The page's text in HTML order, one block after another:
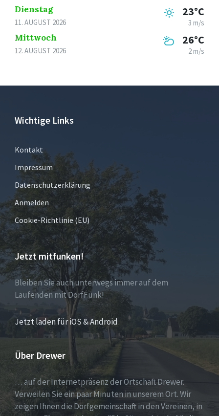
Dienstag
11. AUGUST 2026
23°C
3 m/s
Mittwoch
12. AUGUST 2026
26°C
2 m/s
Wichtige Links
Kontakt
Impressum
Datenschutzerklärung
Anmelden
Cookie-Richtlinie (EU)
Jetzt mitfunken!
Bleiben Sie auch unterwegs immer auf dem
Laufenden mit DorfFunk!
Jetzt laden für iOS & Android
Über Drewer
… auf der Internetpräsenz der Ortschaft Drewer.
Verweilen Sie ein paar Minuten in unserem Ort. Wir
zeigen Ihnen die Dorfgemeinschaft in den Vereinen, in